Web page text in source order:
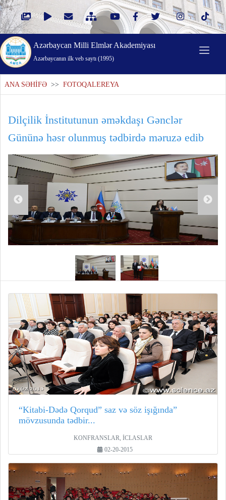
Azərbaycan Milli Elmlər Akademiyası
Azərbaycanın ilk veb saytı (1995)
ANA SƏHİFƏ >> FOTOQALEREYA
Dilçilik İnstitutunun əməkdaşı Gənclər
Gününə həsr olunmuş tədbirdə məruzə edib
“Kitabi-Dədə Qorqud” saz və söz işığında”
mövzusunda tədbir...
KONFRANSLAR, İCLASLAR
02-20-2015